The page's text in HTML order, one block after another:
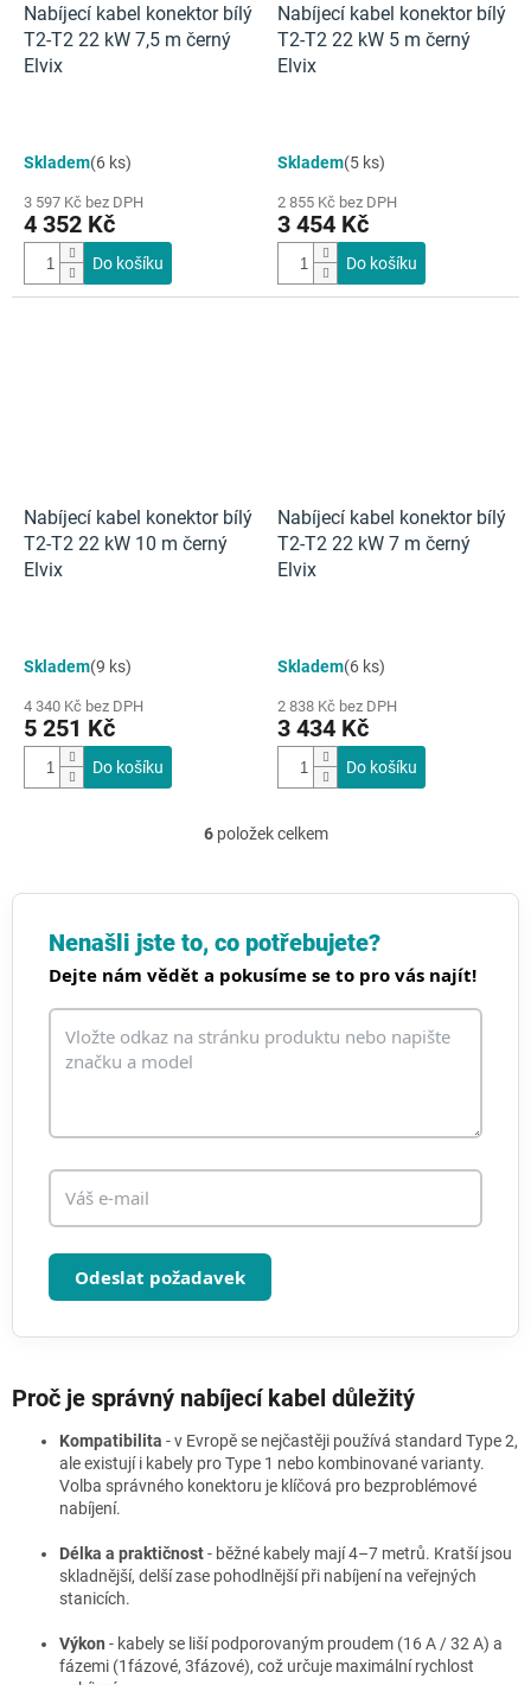
Nabíjecí kabel konektor bílý
T2-T2 22 kW 7,5 m černý
Elvix
Skladem(6 ks)
3 597 Kč bez DPH
4 352 Kč
Do košíku
Nabíjecí kabel konektor bílý
T2-T2 22 kW 5 m černý
Elvix
Skladem(5 ks)
2 855 Kč bez DPH
3 454 Kč
Do košíku
Nabíjecí kabel konektor bílý
T2-T2 22 kW 10 m černý
Elvix
Skladem(9 ks)
4 340 Kč bez DPH
5 251 Kč
Do košíku
Nabíjecí kabel konektor bílý
T2-T2 22 kW 7 m černý
Elvix
Skladem(6 ks)
2 838 Kč bez DPH
3 434 Kč
Do košíku
O
l
d
a
c
r
v
s
u
6položek celkem
Nenašli jste to, co potřebujete?
Dejte nám vědět a pokusíme se to pro vás najít!
Odeslat požadavek
Proč je správný nabíjecí kabel důležitý
Kompatibilita - v Evropě se nejčastěji používá standard Type 2,
ale existují i kabely pro Type 1 nebo kombinované varianty.
Volba správného konektoru je klíčová pro bezproblémové
nabíjení.
Délka a praktičnost- běžné kabely mají 4–7 metrů. Kratší jsou
skladnější, delší zase pohodlnější při nabíjení na veřejných
stanicích.
Výkon - kabely se liší podporovaným proudem (16 A / 32 A) a
fázemi (1fázové, 3fázové), což určuje maximální rychlost